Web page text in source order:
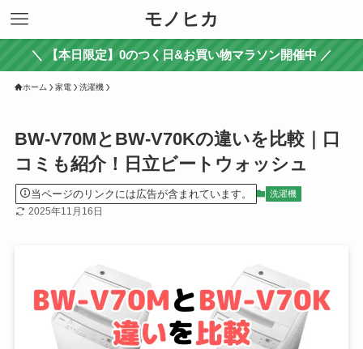
モノヒカ
＼ 【本日限定】0のつく日&お買い物マラソン開催中 ／
ホーム 家電 洗濯機
BW-V70MとBW-V70Kの違いを比較｜口
コミも紹介！日立ビートウォッシュ
当ページのリンクには広告が含まれています。 洗濯機
2025年11月16日